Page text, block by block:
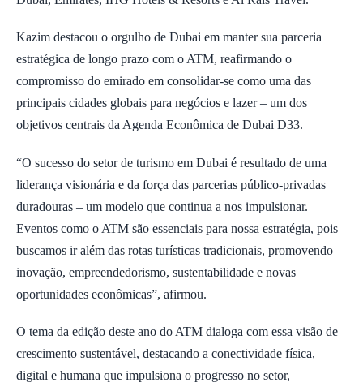
Kazim destacou o orgulho de Dubai em manter sua parceria
estratégica de longo prazo com o ATM, reafirmando o
compromisso do emirado em consolidar-se como uma das
principais cidades globais para negócios e lazer – um dos
objetivos centrais da Agenda Econômica de Dubai D33.
“O sucesso do setor de turismo em Dubai é resultado de uma
liderança visionária e da força das parcerias público-privadas
duradouras – um modelo que continua a nos impulsionar.
Eventos como o ATM são essenciais para nossa estratégia, pois
buscamos ir além das rotas turísticas tradicionais, promovendo
inovação, empreendedorismo, sustentabilidade e novas
oportunidades econômicas”, afirmou.
O tema da edição deste ano do ATM dialoga com essa visão de
crescimento sustentável, destacando a conectividade física,
digital e humana que impulsiona o progresso no setor,